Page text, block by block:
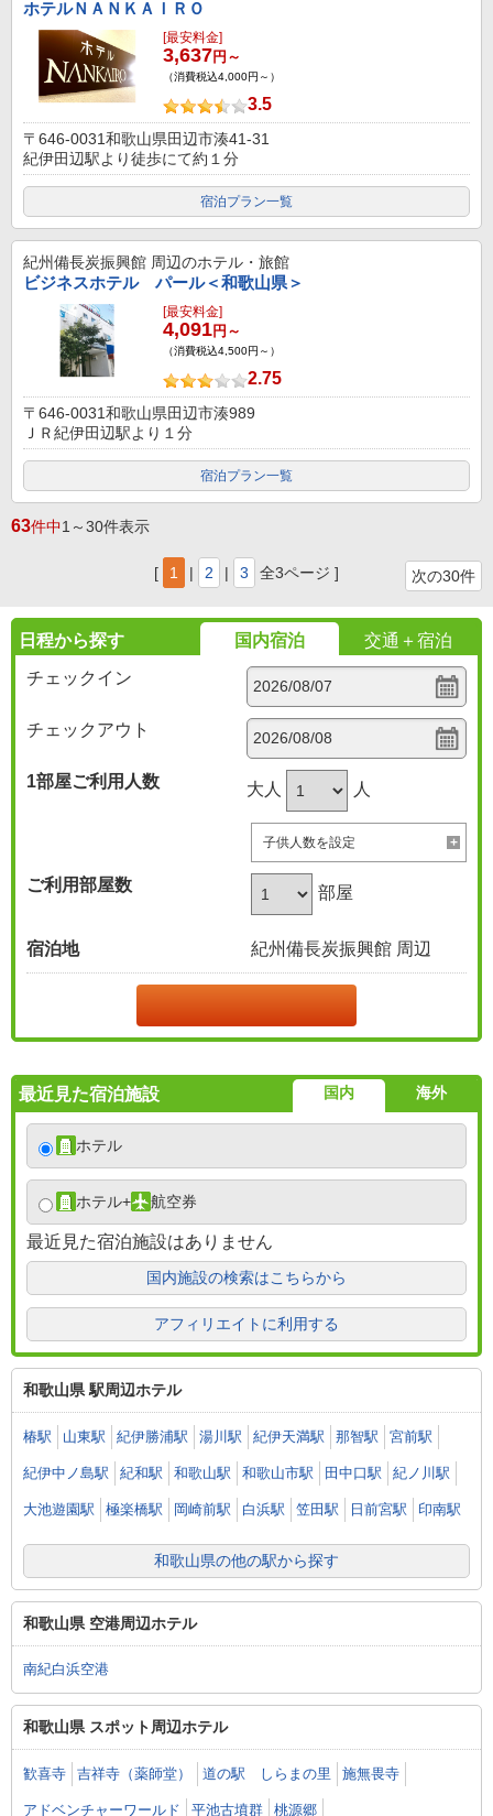
ホテルＮＡＮＫＡＩＲＯ
[最安料金]
3,637円～
（消費税込4,000円～）
3.5
〒646-0031和歌山県田辺市湊41-31
紀伊田辺駅より徒歩にて約１分
宿泊プラン一覧
紀州備長炭振興館 周辺のホテル・旅館
ビジネスホテル パール＜和歌山県＞
[最安料金]
4,091円～
（消費税込4,500円～）
2.75
〒646-0031和歌山県田辺市湊989
ＪＲ紀伊田辺駅より１分
宿泊プラン一覧
63件中1～30件表示
[ 1 | 2 | 3 全3ページ ] 次の30件
日程から探す 国内宿泊
交通＋宿泊
チェックイン
チェックアウト
1部屋ご利用人数 大人 人
子供人数を設定
ご利用部屋数 部屋
宿泊地 紀州備長炭振興館 周辺
最近見た宿泊施設 国内 海外
ホテル
ホテル+ 航空券
最近見た宿泊施設はありません
国内施設の検索はこちらから
アフィリエイトに利用する
和歌山県 駅周辺ホテル
椿駅 山東駅 紀伊勝浦駅 湯川駅 紀伊天満駅 那智駅 宮前駅
紀伊中ノ島駅 紀和駅 和歌山駅 和歌山市駅 田中口駅 紀ノ川駅
大池遊園駅 極楽橋駅 岡崎前駅 白浜駅 笠田駅 日前宮駅 印南駅
和歌山県の他の駅から探す
和歌山県 空港周辺ホテル
南紀白浜空港
和歌山県 スポット周辺ホテル
歓喜寺 吉祥寺（薬師堂） 道の駅 しらまの里 施無畏寺
アドベンチャーワールド 平池古墳群 桃源郷